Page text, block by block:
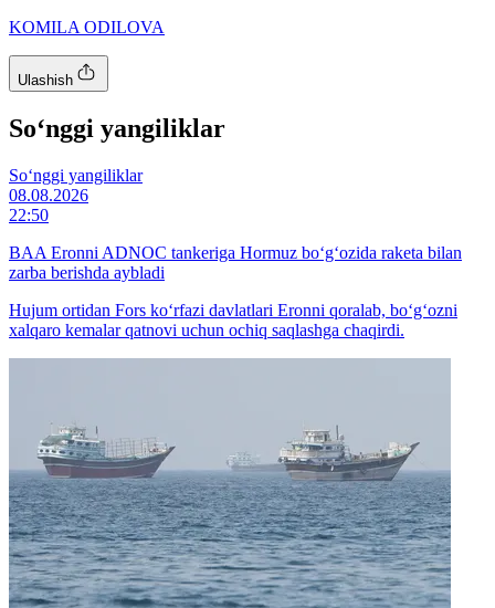
KOMILA ODILOVA
Ulashish
So‘nggi yangiliklar
So‘nggi yangiliklar
08.08.2026
22:50
BAA Eronni ADNOC tankeriga Hormuz bo‘g‘ozida raketa bilan
zarba berishda aybladi
Hujum ortidan Fors ko‘rfazi davlatlari Eronni qoralab, bo‘g‘ozni
xalqaro kemalar qatnovi uchun ochiq saqlashga chaqirdi.